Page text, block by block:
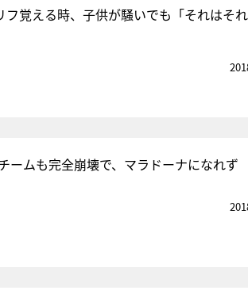
覚える時、子供が騒いでも「それはそ
ームも完全崩壊で、マラドーナになれず